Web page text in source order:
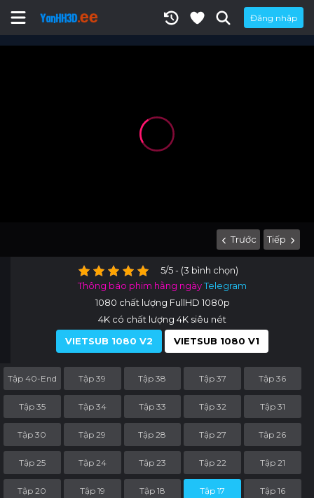
Đăng nhập
Trước Tiếp
5/5 - (3 bình chọn)
Thông báo phim hằng ngàyTelegram
1080 chất lượng FullHD 1080p
4K có chất lượng 4K siêu nét
VIETSUB 1080 V2
VIETSUB 1080 V1
Tập 40-End Tập 39 Tập 38 Tập 37 Tập 36
Tập 35 Tập 34 Tập 33 Tập 32 Tập 31
Tập 30 Tập 29 Tập 28 Tập 27 Tập 26
Tập 25 Tập 24 Tập 23 Tập 22 Tập 21
Tập 20 Tập 19 Tập 18 Tập 17 Tập 16